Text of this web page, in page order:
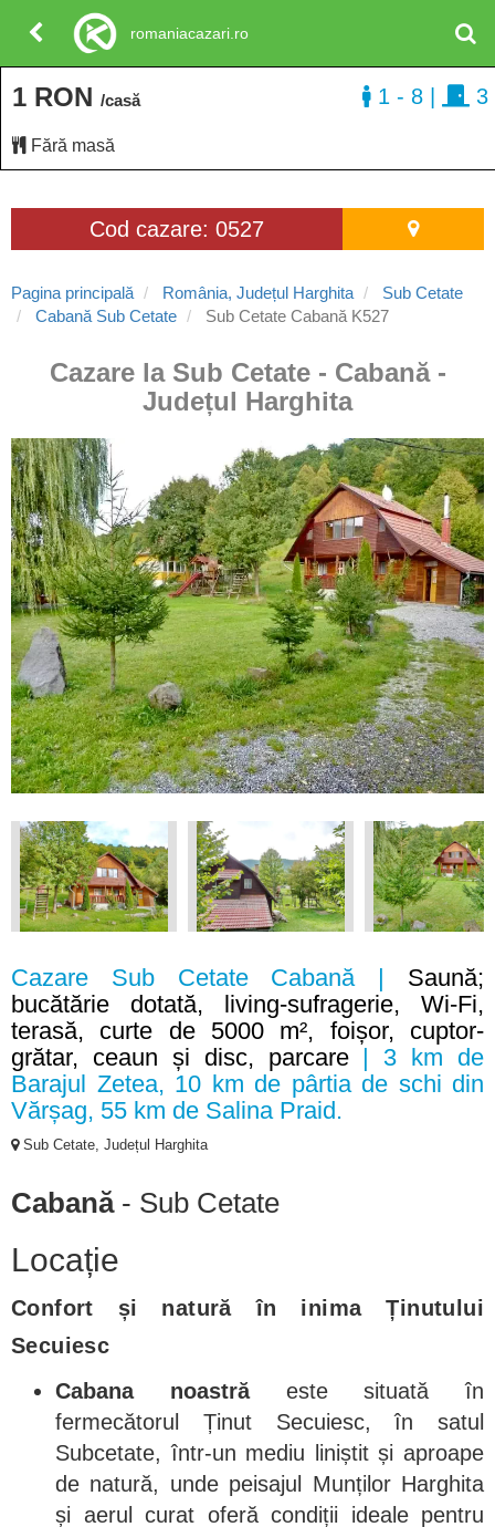
Cod cazare: 0527
Pagina principală România, Județul Harghita
Sub Cetate
Cabană Sub Cetate
Sub Cetate Cabană K527
Cazare la Sub Cetate - Cabană -
Județul Harghita
Cazare Sub Cetate Cabană | Saună;
bucătărie dotată, living-sufragerie, Wi-Fi,
terasă, curte de 5000 m², foișor, cuptor-
grătar, ceaun și disc, parcare| 3 km de
Barajul Zetea, 10 km de pârtia de schi din
Vărșag, 55 km de Salina Praid.
Sub Cetate, Județul Harghita
Cabană- Sub Cetate
Locație
Confort și natură în inima Ținutului
Secuiesc
Cabana noastrăeste situată în
fermecătorul Ținut Secuiesc, în satul
Subcetate, într-un mediu liniștit și aproape
de natură, unde peisajul Munților Harghita
și aerul curat oferă condiții ideale pentru
1 RON /casă
Fără masă
1 - 8 3
romaniacazari.ro